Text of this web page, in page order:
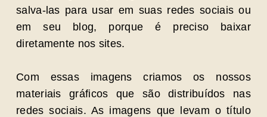
salva-las para usar em suas redes sociais ou
em seu blog, porque é preciso baixar
diretamente nos sites.
Com essas imagens criamos os nossos
materiais gráficos que são distribuídos nas
redes sociais. As imagens que levam o título